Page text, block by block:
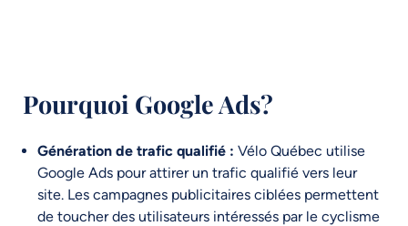
Pourquoi Google Ads?
Génération de trafic qualifié : Vélo Québec utilise
Google Ads pour attirer un trafic qualifié vers leur
site. Les campagnes publicitaires ciblées permettent
de toucher des utilisateurs intéressés par le cyclisme